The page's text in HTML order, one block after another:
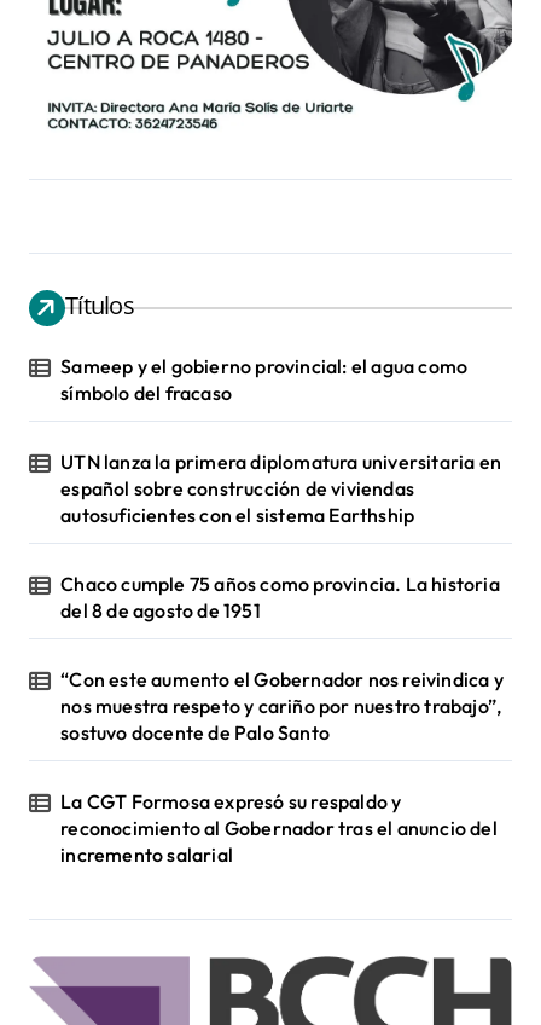
Títulos
Sameep y el gobierno provincial: el agua como
símbolo del fracaso
UTN lanza la primera diplomatura universitaria en
español sobre construcción de viviendas
autosuficientes con el sistema Earthship
Chaco cumple 75 años como provincia. La historia
del 8 de agosto de 1951
“Con este aumento el Gobernador nos reivindica y
nos muestra respeto y cariño por nuestro trabajo”,
sostuvo docente de Palo Santo
La CGT Formosa expresó su respaldo y
reconocimiento al Gobernador tras el anuncio del
incremento salarial